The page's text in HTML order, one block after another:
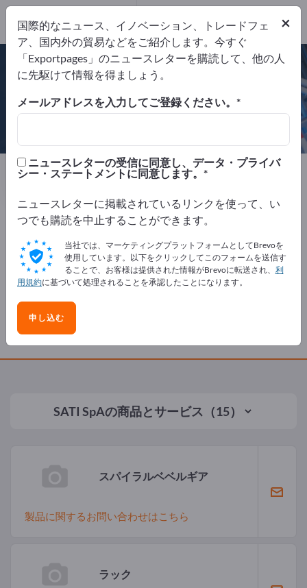
製造元 イタリア
Website
DIN EN ISO 9002
SATI SpAの商品とサービス（15）
スパイラルベベルギア
製品に関するお問い合わせはこちら
ラック
×
国際的なニュース、イノベーション、トレードフェ
ア、国内外の貿易などをご紹介します。今すぐ
「Exportpages」のニュースレターを購読して、他の人
に先駆けて情報を得ましょう。
メールアドレスを入力してご登録ください。
ニュースレターの受信に同意し、データ・プライバ
シー・ステートメントに同意します。
ニュースレターに掲載されているリンクを使って、い
つでも購読を中止することができます。
当社では、マーケティングプラットフォームとしてBrevoを
使用しています。以下をクリックしてこのフォームを送信す
ることで、お客様は提供された情報がBrevoに転送され、 利
用規約に基づいて処理されることを承認したことになります。
申し込む